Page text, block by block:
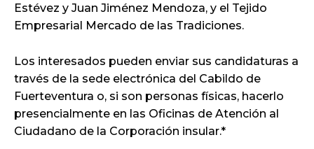
Estévez y Juan Jiménez Mendoza, y el Tejido
Empresarial Mercado de las Tradiciones.
Los interesados pueden enviar sus candidaturas a
través de la sede electrónica del Cabildo de
Fuerteventura o, si son personas físicas, hacerlo
presencialmente en las Oficinas de Atención al
Ciudadano de la Corporación insular.*